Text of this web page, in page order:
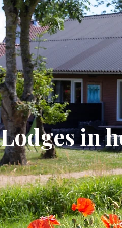
Lodges in